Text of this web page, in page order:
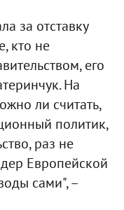
за отставку
кто не
его
На
ли считать,
политик,
раз не
Европейской
сами", –